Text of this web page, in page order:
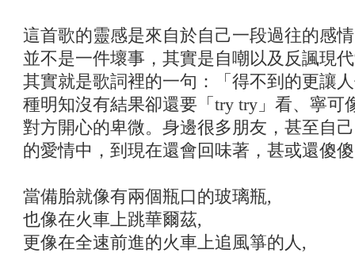
這首歌的靈感是來自於自己一段過往的感
並不是一件壞事，其實是自嘲以及反諷現
其實就是歌詞裡的一句：「得不到的更讓
種明知沒有結果卻還要「try try」看、寧可
對方開心的卑微。身邊很多朋友，甚至自
的愛情中，到現在還會回味著，甚或還傻
當備胎就像有兩個瓶口的玻璃瓶,
也像在火車上跳華爾茲,
更像在全速前進的火車上追風箏的人,